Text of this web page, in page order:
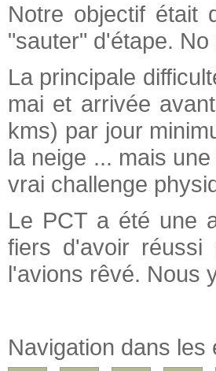
Notre objectif était
"sauter" d'étape. No
La principale
mai et arrivée
kms) par jour
la neige ... mais
vrai challenge
Le PCT a été une
fiers d'avoir réussi
l'avions rêvé. Nous
Navigation dans les